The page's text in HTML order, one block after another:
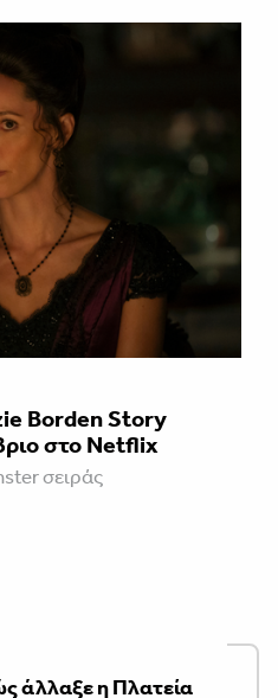
Borden Story
στο Netflix
σειράς
άλλαξε η Πλατεία